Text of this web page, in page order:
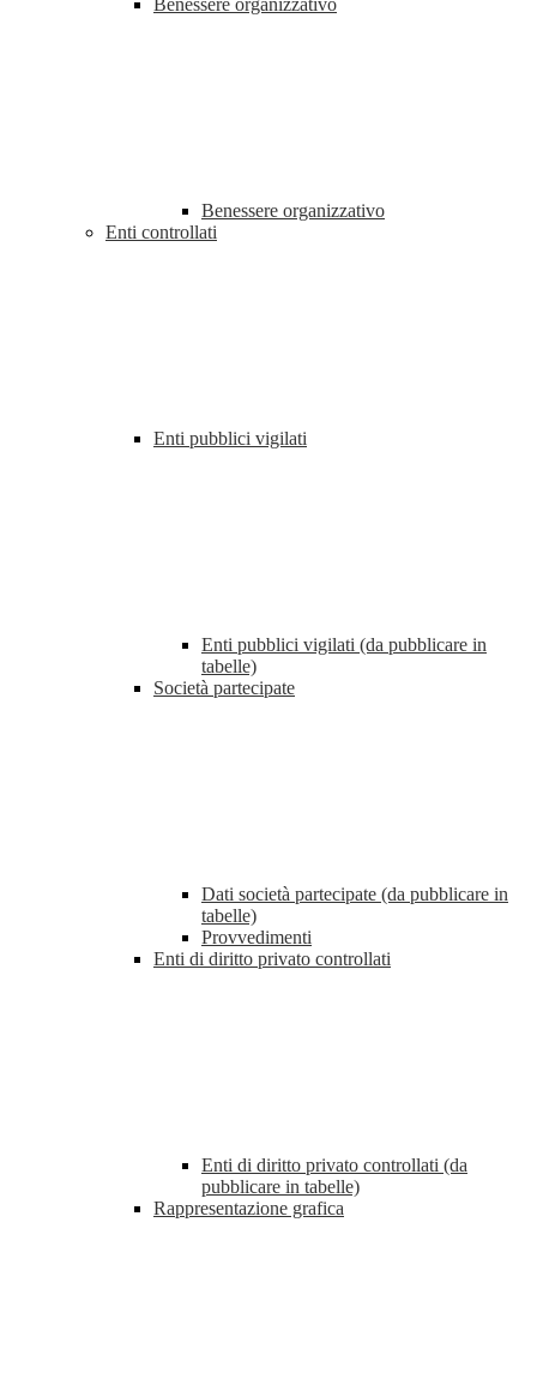
Benessere organizzativo
Benessere organizzativo
Enti controllati
Enti pubblici vigilati
Enti pubblici vigilati (da pubblicare in
tabelle)
Società partecipate
Dati società partecipate (da pubblicare in
tabelle)
Provvedimenti
Enti di diritto privato controllati
Enti di diritto privato controllati (da
pubblicare in tabelle)
Rappresentazione grafica